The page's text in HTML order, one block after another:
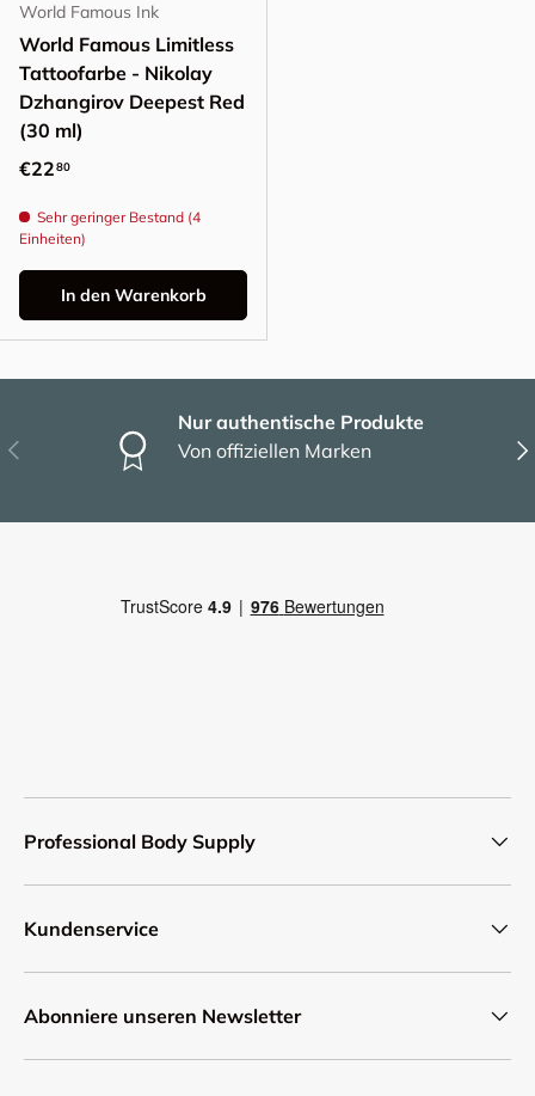
World Famous Ink
World Famous Limitless
Tattoofarbe - Nikolay
Dzhangirov Deepest Red
(30 ml)
Normaler Preis
€2280
Sehr geringer Bestand (4
Einheiten)
In den Warenkorb
Vorherige
Nur authentische Produkte
Von offiziellen Marken
Professional Body Supply
Kundenservice
Abonniere unseren Newsletter